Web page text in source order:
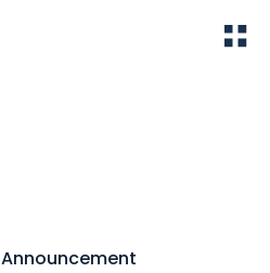
Announcement